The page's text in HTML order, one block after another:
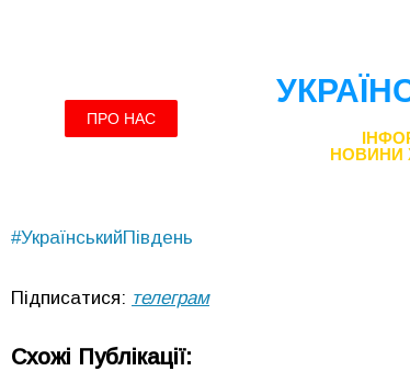
#УкраїнськийПівдень
Підписатися: телеграм
Схожі Публікації: